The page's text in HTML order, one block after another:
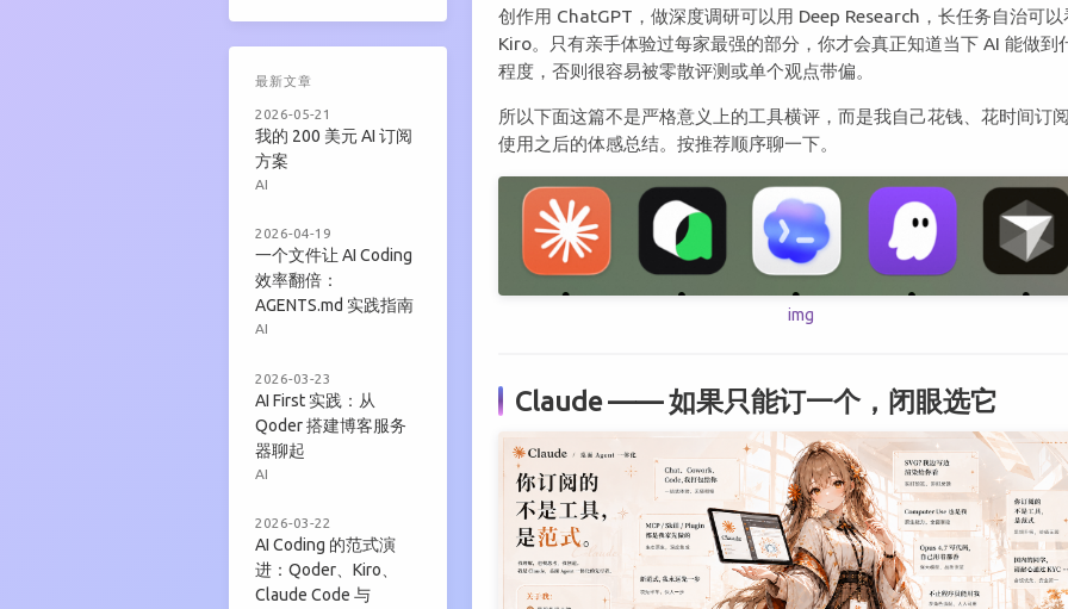
创作用 ChatGPT，做深度调研可以用 Deep Research，长任务自治可以
Kiro。只有亲手体验过每家最强的部分，你才会真正知道当下 AI 能做到
程度，否则很容易被零散评测或单个观点带偏。
所以下面这篇不是严格意义上的工具横评，而是我自己花钱、花时间订
使用之后的体感总结。按推荐顺序聊一下。
img
Claude —— 如果只能订一个，闭眼选它
最新文章
2026-05-21
我的 200 美元 AI 订阅
方案
AI
2026-04-19
一个文件让 AI Coding
效率翻倍：
AGENTS.md 实践指南
AI
2026-03-23
AI First 实践：从
Qoder 搭建博客服务
器聊起
AI
2026-03-22
AI Coding 的范式演
进：Qoder、Kiro、
Claude Code 与